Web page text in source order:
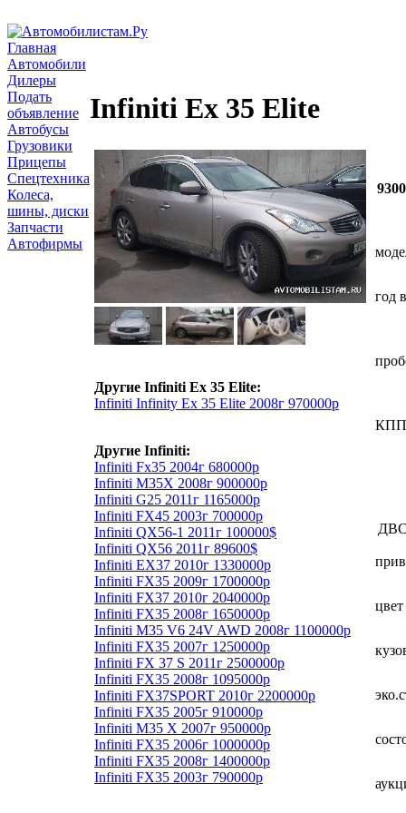
Главная
Автомобили
Дилеры
Подать
объявление
Автобусы
Грузовики
Прицепы
Спецтехника
Колеса,
шины, диски
Запчасти
Автофирмы
Infiniti Ex 35 Elite
Другие Infiniti Ex 35 Elite:
Infiniti Infinity Ex 35 Elite 2008г 970000р
Другие Infiniti:
Infiniti Fx35 2004г 680000р
Infiniti M35X 2008г 900000р
Infiniti G25 2011г 1165000р
Infiniti FX45 2003г 700000р
Infiniti QX56-1 2011г 100000$
Infiniti QX56 2011г 89600$
Infiniti EX37 2010г 1330000р
Infiniti FX35 2009г 1700000р
Infiniti FX37 2010г 2040000р
Infiniti FX35 2008г 1650000р
Infiniti M35 V6 24V AWD 2008г 1100000р
Infiniti FX35 2007г 1250000р
Infiniti FX 37 S 2011г 2500000р
Infiniti FX35 2008г 1095000р
Infiniti FX37SPORT 2010г 2200000р
Infiniti FX35 2005г 910000р
Infiniti М35 X 2007г 950000р
Infiniti FX35 2006г 1000000р
Infiniti FX35 2008г 1400000р
Infiniti FX35 2003г 790000р
год
КПП
цвет